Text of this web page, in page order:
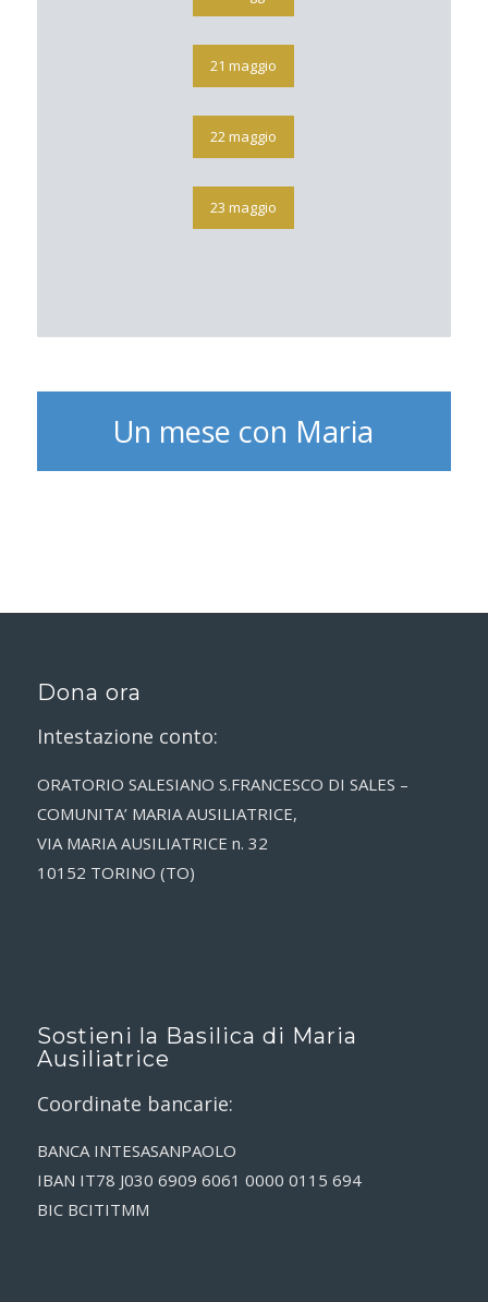
21 maggio
22 maggio
23 maggio
Un mese con Maria
Dona ora
Intestazione conto:
ORATORIO SALESIANO S.FRANCESCO DI SALES –
COMUNITA’ MARIA AUSILIATRICE,
VIA MARIA AUSILIATRICE n. 32
10152 TORINO (TO)
Sostieni la Basilica di Maria
Ausiliatrice
Coordinate bancarie:
BANCA INTESASANPAOLO
IBAN IT78 J030 6909 6061 0000 0115 694
BIC BCITITMM